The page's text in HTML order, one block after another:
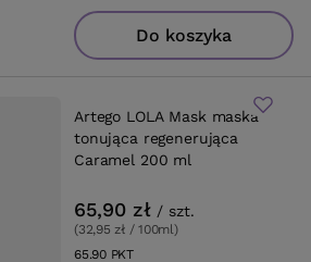
Do koszyka
Artego LOLA Mask maska
tonująca regenerująca
Caramel 200 ml
65,90 zł / szt.
(32,95 zł / 100ml)
65.90PKTpunktów